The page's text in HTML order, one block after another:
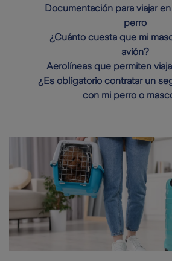
Documentación para viajar
perro
¿Cuánto cuesta que mi
avión?
Aerolíneas que permiten
¿Es obligatorio contratar un
con mi perro o